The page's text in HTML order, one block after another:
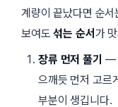
계량이 끝났다면 순
보여도섞는 순서 가
장류 먼저 풀기 —
으깨듯 먼저 고르
부분이 생깁니다.